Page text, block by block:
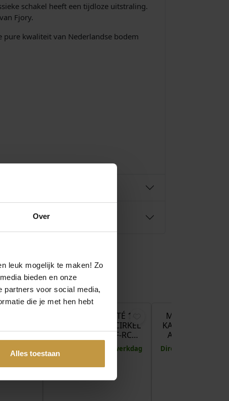
Over
leuk mogelijk te maken! Zo
bieden en onze
partners voor social media,
die je met hen hebt
Alles toestaan
schakel heeft een tijdloze uitstraling.
Fjory.
pure kwaliteit van Nederlandse bodem
€275,00
GF-
werkdag
MORI GOLD FILTÉ 14
KARAAT RONDE CIRKEL
ARMBAND 40-GF-RC…
Direct leverbaar, 1 werkdag
MORI GOLD
KARAAT PLATTE
ARMBAND 40-
Direct leverbaar, 1